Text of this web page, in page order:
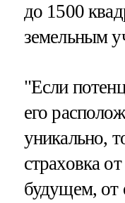
до 1500
земельным
"Если
его
уникально,
страховка
будущем, от